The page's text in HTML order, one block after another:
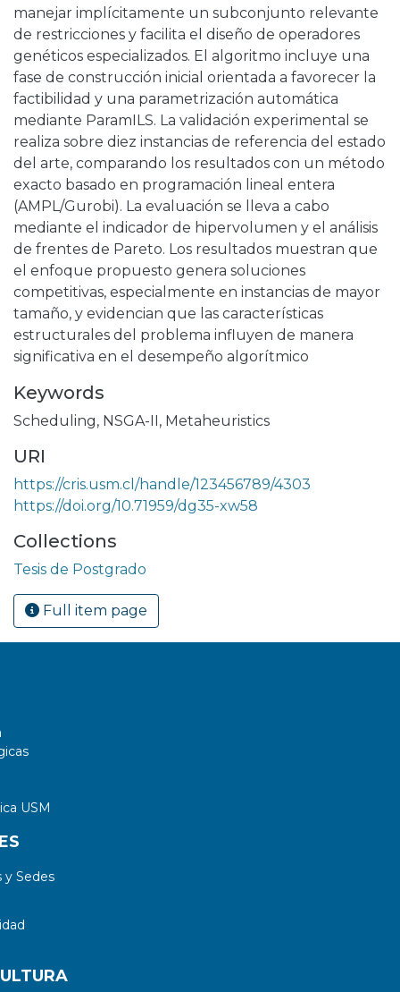
manejar implícitamente un subconjunto relevante
de restricciones y facilita el diseño de operadores
genéticos especializados. El algoritmo incluye una
fase de construcción inicial orientada a favorecer la
factibilidad y una parametrización automática
mediante ParamILS. La validación experimental se
realiza sobre diez instancias de referencia del estado
del arte, comparando los resultados con un método
exacto basado en programación lineal entera
(AMPL/Gurobi). La evaluación se lleva a cabo
mediante el indicador de hipervolumen y el análisis
de frentes de Pareto. Los resultados muestran que
el enfoque propuesto genera soluciones
competitivas, especialmente en instancias de mayor
tamaño, y evidencian que las características
estructurales del problema influyen de manera
significativa en el desempeño algorítmico
Keywords
Scheduling, NSGA-II, Metaheuristics
URI
https://cris.usm.cl/handle/123456789/4303
https://doi.org/10.71959/dg35-xw58
Collections
Tesis de Postgrado
Full item page
USM
Sedes